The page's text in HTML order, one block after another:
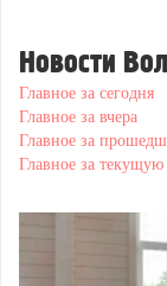
Новости
Главное за сегодня
Главное за вчера
Главное за
Главное за